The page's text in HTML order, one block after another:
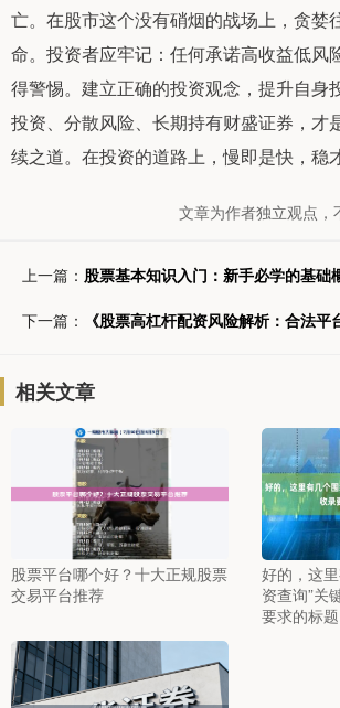
亡。在股市这个没有硝烟的战场上，贪婪
命。投资者应牢记：任何承诺高收益低风
得警惕。建立正确的投资观念，提升自身
投资、分散风险、长期持有财盛证券，才
续之道。在投资的道路上，慢即是快，稳
文章为作者独立观点，
上一篇： 股票基本知识入门：新手必学的基础
下一篇： 《股票高杠杆配资风险解析：合法平
相关文章
股票平台哪个好？十大正规股票
交易平台推荐
好的，这
资查询”关
要求的标